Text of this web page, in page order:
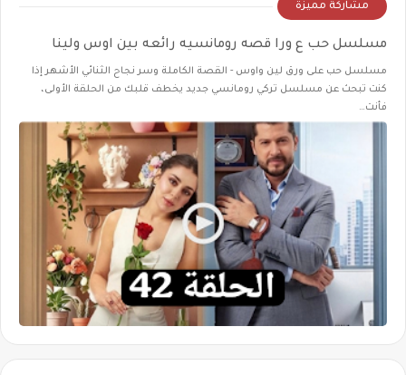
مشاركة مميزة
مسلسل حب ع ورا قصه رومانسيه رائعه بين اوس ولينا
مسلسل حب على ورق لين واوس - القصة الكاملة وسر نجاح الثنائي الأشهر إذا
كنت تبحث عن مسلسل تركي رومانسي جديد يخطف قلبك من الحلقة الأولى،
فأنت…